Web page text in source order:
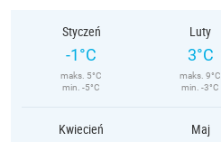
Styczeń
-1°C
maks. 5°C
min. -5°C
Luty
3°C
maks. 9°C
min. -3°C
Kwiecień Maj